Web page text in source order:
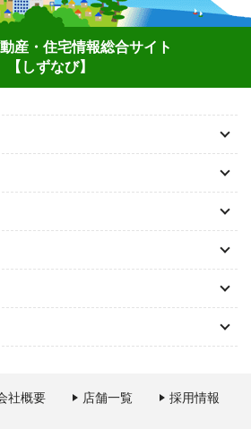
産・住宅情報総合サイト
【しずなび】
社概要 店舗一覧
採用情報